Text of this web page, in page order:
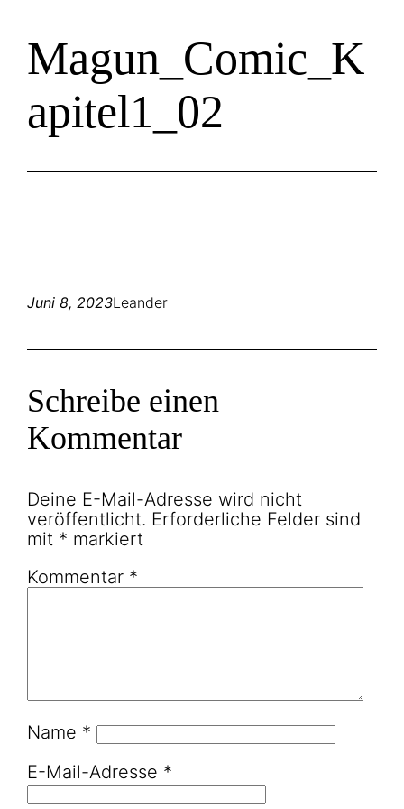
Zum
Inhalt
springen
Magun_Comic_K
apitel1_02
Juni 8, 2023Leander
Schreibe einen
Kommentar
Deine E-Mail-Adresse wird nicht
veröffentlicht. Erforderliche Felder sind
mit * markiert
Kommentar *
Name *
E-Mail-Adresse *